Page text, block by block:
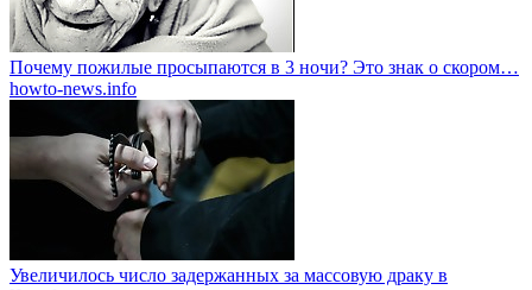
Почему пожилые просыпаются в 3 ночи? Это знак о скором…
howto-news.info
Увеличилось число задержанных за массовую драку в